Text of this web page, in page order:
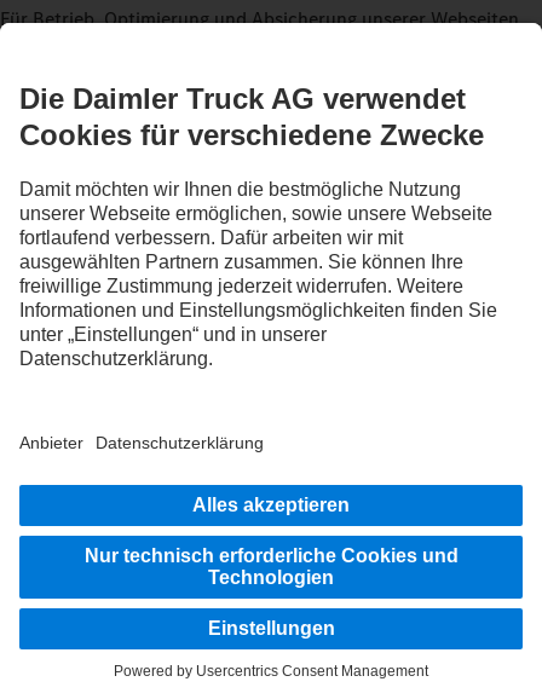
Für Betrieb, Optimierung und Absicherung unserer Webseiten
Dienstleister, Marketing-Agenturen) ein. Personenbezogene
Daten geben wir an diese nur weiter, soweit dies erforderlich ist
Funktionalitäten, zur Verfolgung berechtigter Interessen, zur
Erfüllung rechtlicher Verpflichtungen oder soweit Sie darin
eingewilligt haben. Nähere Angaben zu den Empfängern finden
Sie in unseremConsent Management System.
5. Erhebung und Verarbeitung Ihrer personenbezogenen
a. Es besteht keine Verpflichtung während des Besuchs unserer
Webseite, Ihre personenbezogenen Daten zur Verfügung zu
stellen. Allerdings besteht die Möglichkeit, dass bestimmte
Inhalte unserer Webseite von der Überlassung
personenbezogener Daten abhängen. Falls Sie in diesen Fällen
personenbezogene Daten nicht zur Verfügung stellen wollen,
kann dies dazu führen, dass Inhalte nicht oder nur
eingeschränkt dargestellt werden.